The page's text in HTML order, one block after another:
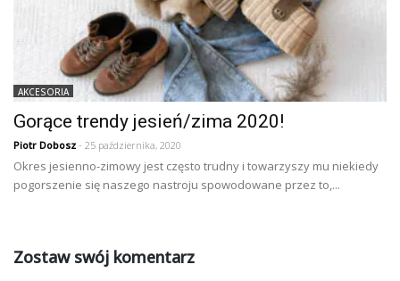
AKCESORIA
Gorące trendy jesień/zima 2020!
Piotr Dobosz - 25 października, 2020
Okres jesienno-zimowy jest często trudny i towarzyszy mu niekiedy
pogorszenie się naszego nastroju spowodowane przez to,...
Zostaw swój komentarz